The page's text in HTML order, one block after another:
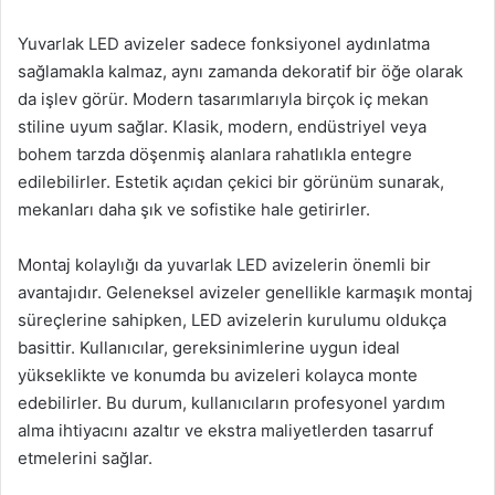
Yuvarlak LED avizeler sadece fonksiyonel aydınlatma
sağlamakla kalmaz, aynı zamanda dekoratif bir öğe olarak
da işlev görür. Modern tasarımlarıyla birçok iç mekan
stiline uyum sağlar. Klasik, modern, endüstriyel veya
bohem tarzda döşenmiş alanlara rahatlıkla entegre
edilebilirler. Estetik açıdan çekici bir görünüm sunarak,
mekanları daha şık ve sofistike hale getirirler.
Montaj kolaylığı da yuvarlak LED avizelerin önemli bir
avantajıdır. Geleneksel avizeler genellikle karmaşık montaj
süreçlerine sahipken, LED avizelerin kurulumu oldukça
basittir. Kullanıcılar, gereksinimlerine uygun ideal
yükseklikte ve konumda bu avizeleri kolayca monte
edebilirler. Bu durum, kullanıcıların profesyonel yardım
alma ihtiyacını azaltır ve ekstra maliyetlerden tasarruf
etmelerini sağlar.